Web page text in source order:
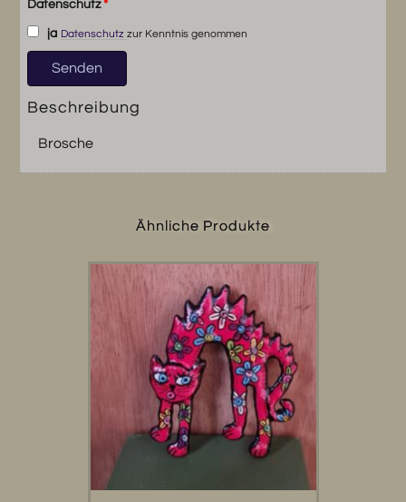
Datenschutz*
ja Datenschutz zur Kenntnis genommen
Beschreibung
Brosche
Ähnliche Produkte